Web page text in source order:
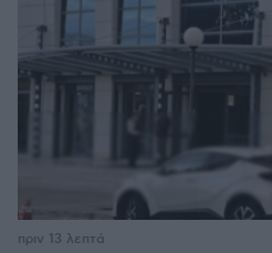
πριν 13 λεπτά